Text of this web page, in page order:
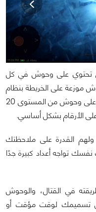
تحتوي على وحوش في كل
موزعة على الخريطة بنظام
المستويات، فمثلًا توجد منطقة تحتوي على وحوش من المستوى 20
القدرة على ملاحظتك
تواجه أعداد كبيرة جدًا
في القتال، والوحوش
تسميمك لوقت مؤقت أو